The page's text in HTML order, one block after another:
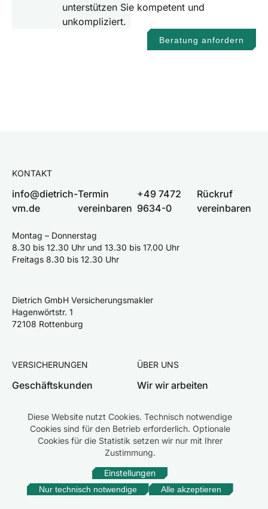
unterstützen Sie kompetent und
unkompliziert.
Beratung anfordern
KONTAKT
info@dietrich-
vm.de
Termin
vereinbaren
+49 7472
9634-0
Rückruf
vereinbaren
Montag – Donnerstag
8.30 bis 12.30 Uhr und 13.30 bis 17.00 Uhr
Freitags 8.30 bis 12.30 Uhr
Dietrich GmbH Versicherungsmakler
Hagenwörtstr. 1
72108 Rottenburg
VERSICHERUNGEN
Geschäftskunden
Schaden melden
ÜBER UNS
Wir wir arbeiten
Karriere
DatenschutzRechtliche Hinweise
Beschwerden
Diese Website nutzt Cookies. Technisch notwendige
Cookies sind für den Betrieb erforderlich. Optionale
Cookies für die Statistik setzen wir nur mit Ihrer
Zustimmung.
Einstellungen
Nur technisch notwendige Alle akzeptieren